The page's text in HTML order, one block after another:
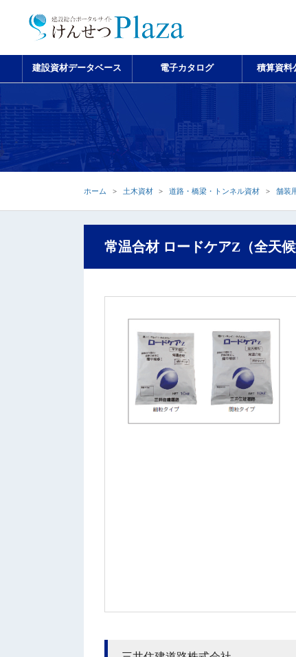
建設資材データベース 電子カタログ 積算資料
ホーム 土木資材 道路・橋梁・トンネル資材 舗装
常温合材 ロードケアZ（全天